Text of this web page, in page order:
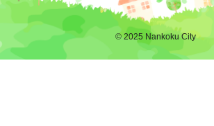
© 2025 Nankoku City